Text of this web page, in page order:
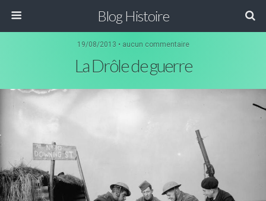
Blog Histoire
19/08/2013 • aucun commentaire
La Drôle de guerre